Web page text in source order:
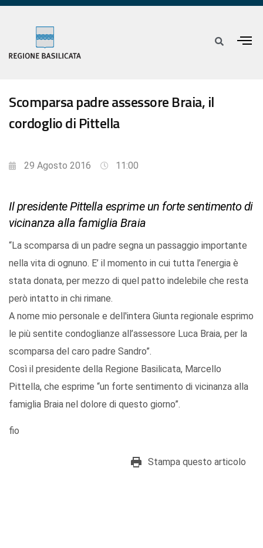
Scomparsa padre assessore Braia, il
cordoglio di Pittella
29 Agosto 2016 11:00
Il presidente Pittella esprime un forte sentimento di
vicinanza alla famiglia Braia
“La scomparsa di un padre segna un passaggio importante
nella vita di ognuno. E’ il momento in cui tutta l’energia è
stata donata, per mezzo di quel patto indelebile che resta
però intatto in chi rimane.
A nome mio personale e dell'intera Giunta regionale esprimo
le più sentite condoglianze all’assessore Luca Braia, per la
scomparsa del caro padre Sandro”.
Così il presidente della Regione Basilicata, Marcello
Pittella, che esprime “un forte sentimento di vicinanza alla
famiglia Braia nel dolore di questo giorno”.
fio
Stampa questo articolo